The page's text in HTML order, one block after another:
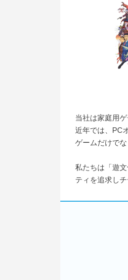
当社は家庭用
近年では、PC
ゲームだけで
私たちは「遊
ティを追求し